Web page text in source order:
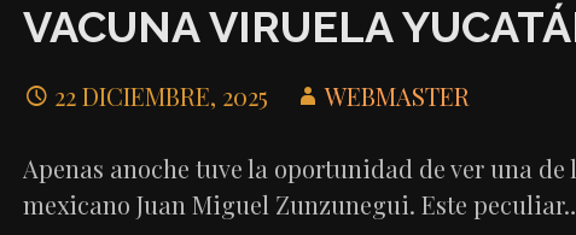
VACUNA VIRUELA
22 DICIEMBRE, 2025 WEBMASTER
Apenas anoche tuve la oportunidad de ver una
mexicano Juan Miguel Zunzunegui. Este